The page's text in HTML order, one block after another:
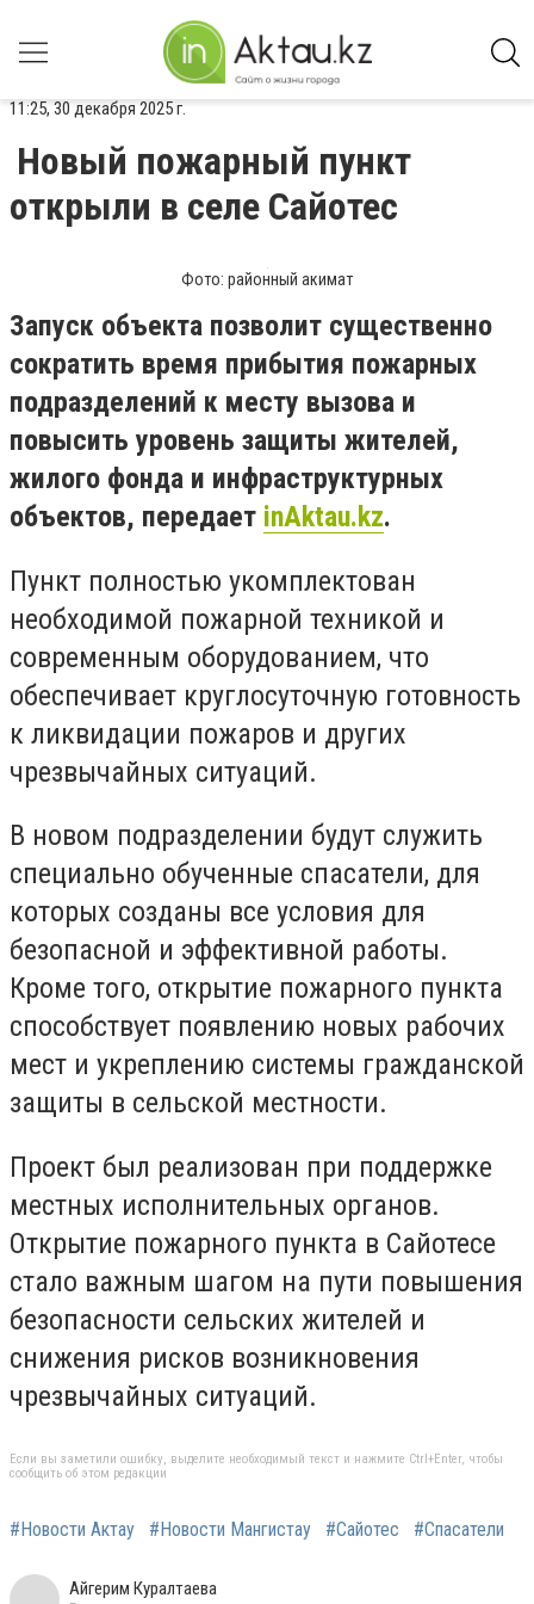
11:25, 30 декабря 2025 г.
Новый пожарный пункт
открыли в селе Сайотес
Фото: районный акимат
Запуск объекта позволит существенно
сократить время прибытия пожарных
подразделений к месту вызова и
повысить уровень защиты жителей,
жилого фонда и инфраструктурных
объектов, передает inAktau.kz.
Пункт полностью укомплектован
необходимой пожарной техникой и
современным оборудованием, что
обеспечивает круглосуточную готовность
к ликвидации пожаров и других
чрезвычайных ситуаций.
В новом подразделении будут служить
специально обученные спасатели, для
которых созданы все условия для
безопасной и эффективной работы.
Кроме того, открытие пожарного пункта
способствует появлению новых рабочих
мест и укреплению системы гражданской
защиты в сельской местности.
Проект был реализован при поддержке
местных исполнительных органов.
Открытие пожарного пункта в Сайотесе
стало важным шагом на пути повышения
безопасности сельских жителей и
снижения рисков возникновения
чрезвычайных ситуаций.
Если вы заметили ошибку, выделите необходимый текст и нажмите Ctrl+Enter, чтобы
сообщить об этом редакции
#Новости Актау #Новости Мангистау #Сайотес #Спасатели
Айгерим Куралтаева